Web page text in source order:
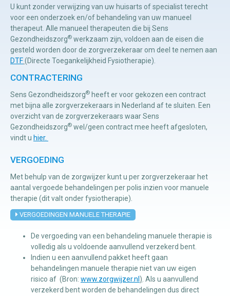
Osteopathie
Manuele
therapie
therapie
Craniosacraal
therapie
U kunt zonder verwijzing van uw huisarts of specialist terecht
voor een onderzoek en/of behandeling van uw manueel
therapeut. Alle manueel therapeuten die bij Sens
Gezondheidszorg® werkzaam zijn, voldoen aan de eisen die
gesteld worden door de zorgverzekeraar om deel te nemen aan
DTF(Directe Toegankelijkheid Fysiotherapie).
CONTRACTERING
Sens Gezondheidszorg® heeft er voor gekozen een contract
met bijna alle zorgverzekeraars in Nederland af te sluiten. Een
overzicht van de zorgverzekeraars waar Sens
Gezondheidszorg® wel/geen contract mee heeft afgesloten,
vindt u hier.
VERGOEDING
Met behulp van de zorgwijzer kunt u per zorgverzekeraar het
aantal vergoede behandelingen per polis inzien voor manuele
therapie (dit valt onder fysiotherapie).
VERGOEDINGEN MANUELE THERAPIE
De vergoeding van een behandeling manuele therapie is
volledig als u voldoende aanvullend verzekerd bent.
Indien u een aanvullend pakket heeft gaan
behandelingen manuele therapie niet van uw eigen
risico af (Bron: www.zorgwijzer.nl ). Als u aanvullend
verzekerd bent worden de behandelingen dus direct